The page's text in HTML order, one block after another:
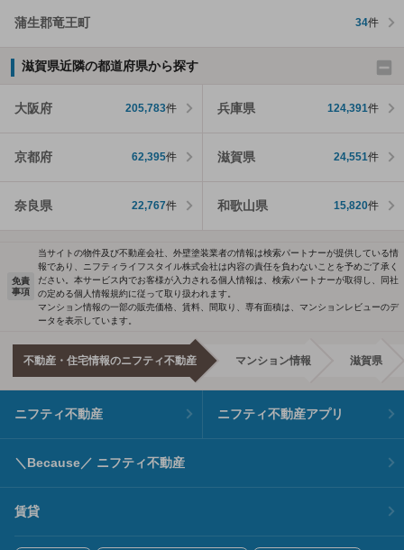
蒲生郡竜王町 34件
滋賀県近隣の都道府県から探す
大阪府 205,783件 兵庫県 124,391件
京都府 62,395件 滋賀県 24,551件
奈良県 22,767件 和歌山県 15,820件
免責
事項
当サイトの物件及び不動産会社、外壁塗装業者の情報は検索パートナーが提供している情
報であり、ニフティライフスタイル株式会社は内容の責任を負わないことを予めご了承く
ださい。本サービス内でお客様が入力される個人情報は、検索パートナーが取得し、同社
の定める個人情報規約に従って取り扱われます。
マンション情報の一部の販売価格、賃料、間取り、専有面積は、マンションレビューのデ
ータを表示しています。
不動産・住宅情報のニフティ不動産 マンション情報 滋賀県
ニフティ不動産 ニフティ不動産アプリ
＼Because／ ニフティ不動産
賃貸